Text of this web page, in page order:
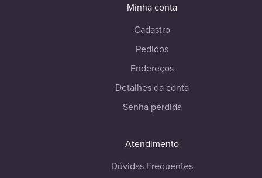
Minha conta
Cadastro
Pedidos
Endereços
Detalhes da conta
Senha perdida
Atendimento
Dúvidas Frequentes